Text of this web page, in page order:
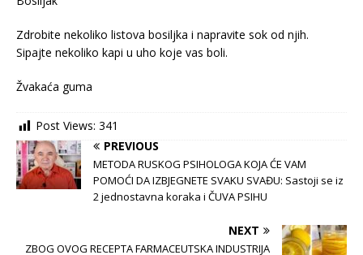
Zdrobite nekoliko listova bosiljka i napravite sok od njih.
Sipajte nekoliko kapi u uho koje vas boli.
Žvakaća guma
Post Views: 341
PREVIOUS
METODA RUSKOG PSIHOLOGA KOJA ĆE VAM
POMOĆI DA IZBJEGNETE SVAKU SVAĐU: Sastoji se iz
2 jednostavna koraka i ČUVA PSIHU
NEXT
ZBOG OVOG RECEPTA FARMACEUTSKA INDUSTRIJA